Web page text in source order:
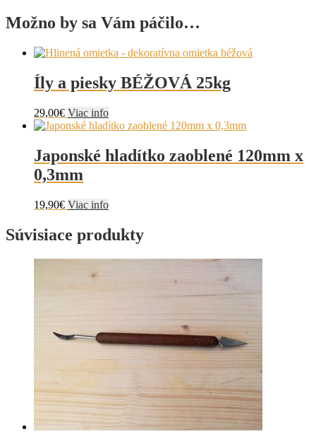
Možno by sa Vám páčilo…
Íly a piesky BÉŽOVÁ 25kg
29,00€ Viac info
Japonské hladítko zaoblené 120mm x
0,3mm
19,90€ Viac info
Súvisiace produkty